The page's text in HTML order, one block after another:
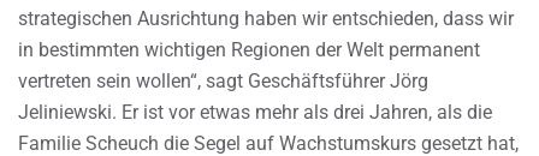
strategischen Ausrichtung haben wir entschieden, dass wir
in bestimmten wichtigen Regionen der Welt permanent
vertreten sein wollen“, sagt Geschäftsführer Jörg
Jeliniewski. Er ist vor etwas mehr als drei Jahren, als die
Familie Scheuch die Segel auf Wachstumskurs gesetzt hat,